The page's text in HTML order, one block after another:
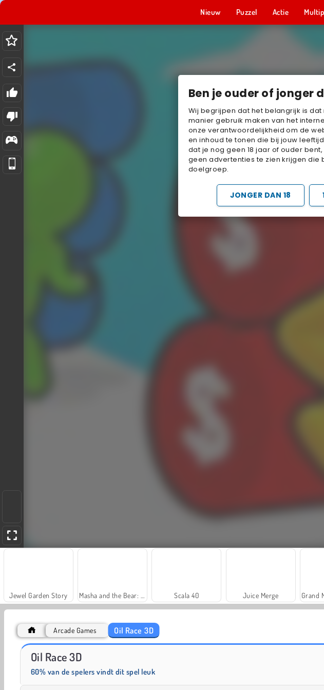
Ben je ouder of jonger
Wij begrijpen dat het belangrijk is
manier gebruik maken van het
onze verantwoordelijkheid om de
en inhoud te tonen die bij jouw
dat je nog geen 18 jaar of ouder
geen advertenties te zien krijgen die
doelgroep.
JONGER DAN 18
Nieuw Puzzel Actie
Jewel Garden Story Scala 40 Juice Merge
Trollface Quest: USA 2
Arcade Games Oil Race 3D
Oil Race 3D
60% van de spelers vindt dit spel leuk